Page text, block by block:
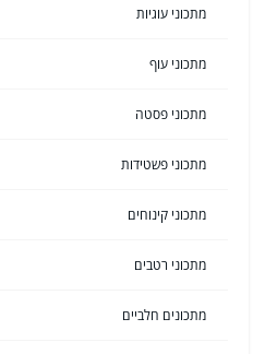
מתכוני עוגיות
מתכוני עוף
מתכוני פסטה
מתכוני פשטידות
מתכוני קינוחים
מתכוני רטבים
מתכונים חלביים